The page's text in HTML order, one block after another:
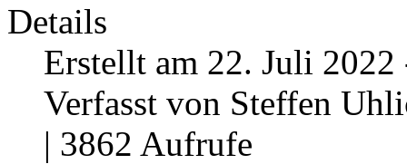
Details
Erstellt am 22. Juli 2022
Verfasst von Steffen
| 3862 Aufrufe